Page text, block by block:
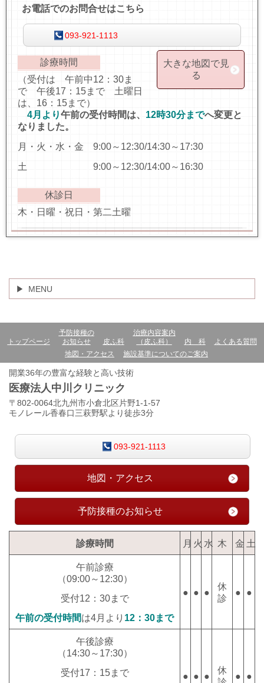
大きな地図で見
る
お電話でのお問合せはこちら
093-921-1113
診療時間
（受付は 午前中12：30ま
で 午後17：15まで 土曜日
は、16：15まで）
4月より午前の受付時間は、 12時30分までへ変更と
なりました。
月・火・水・金 9:00～12:30/14:30～17:30
土 9:00～12:30/14:00～16:30
休診日
木・日曜・祝日・第二土曜
MENU
トップページ
予防接種の
お知らせ
皮ふ科
治療内容案内
（皮ふ科）
内 科
よくある質問
地図・アクセス
施設基準についてのご案内
開業36年の豊富な経験と高い技術
医療法人中川クリニック
〒802-0064北九州市小倉北区片野1-1-57
モノレール香春口三萩野駅より徒歩3分
093-921-1113
地図・アクセス
予防接種のお知らせ
診療時間 月 火 水 木 金 土
午前診療
（09:00～12:30）
受付12：30まで
午前の受付時間は4月より 12：30まで
● ● ●
休
診
● ●
午後診療
（14:30～17:30）
受付17：15まで
● ● ●
休
● ●